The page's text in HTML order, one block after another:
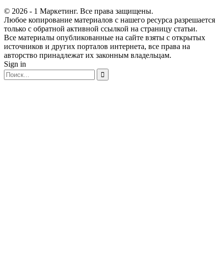
© 2026 - 1 Маркетинг. Все права защищены.
Любое копирование материалов с нашего ресурса разрешается
только с обратной активной ссылкой на страницу статьи.
Все материалы опубликованные на сайте взяты с открытых
источников и других порталов интернета, все права на
авторство принадлежат их законным владельцам.
Sign in